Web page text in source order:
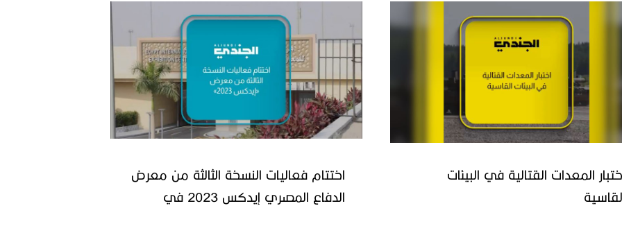
المعدات القتالية في البيئات
اختتام فعاليات النسخة الثالثة من معرض
الدفاع المصري إيدكس 2023 في